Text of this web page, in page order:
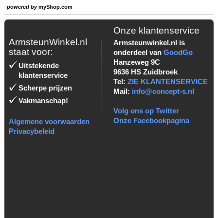
powered bymyShop.com
ArmsteunWinkel.nl
staat voor:
Uitstekende
klantenservice
Scherpe prijzen
Vakmanschap!
Algemene voorwaarden
Privacybeleid
Onze klantenservice
Armsteunwinkel.nl is
onderdeel van GoodGo
Hanzeweg 9C
9636 HS Zuidbroek
Tel: ZIE KLANTENSERVICE
Mail: info@concept-s.nl
Volg ons op Twitter
Onze Facebookpagina